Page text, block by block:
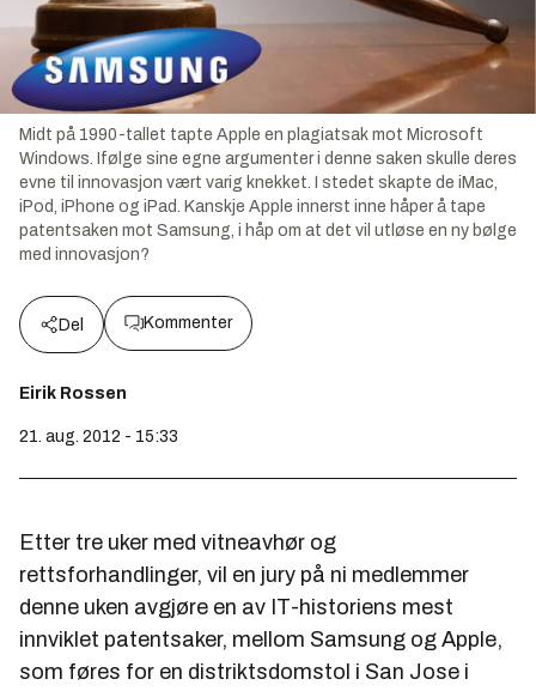
Midt på 1990-tallet tapte Apple en plagiatsak mot Microsoft
Windows. Ifølge sine egne argumenter i denne saken skulle deres
evne til innovasjon vært varig knekket. I stedet skapte de iMac,
iPod, iPhone og iPad. Kanskje Apple innerst inne håper å tape
patentsaken mot Samsung, i håp om at det vil utløse en ny bølge
med innovasjon?
Del Kommenter
Eirik Rossen
21. aug. 2012 - 15:33
Etter tre uker med vitneavhør og
rettsforhandlinger, vil en jury på ni medlemmer
denne uken avgjøre en av IT-historiens mest
innviklet patentsaker, mellom Samsung og Apple,
som føres for en distriktsdomstol i San Jose i